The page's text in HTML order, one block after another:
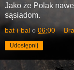
Jako że Polak
sąsiadom.
bat-i-bal o 06:00
Udostępnij